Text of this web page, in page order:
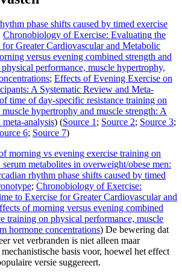
phase shifts caused by timed exercise
Chronobiology of Exercise: Evaluating the
Greater Cardiovascular and Metabolic
versus evening combined strength and
performance, muscle hypertrophy,
; Effects of Evening Exercise on
A Systematic Review and Meta-
time of day-specific resistance training on
hypertrophy and muscle strength: A
analysis) (Source 1; Source 2; Source 3;
6; Source 7)
morning vs evening exercise training on
metabolites in overweight/obese men:
rhythm phase shifts caused by timed
; Chronobiology of Exercise:
to Exercise for Greater Cardiovascular and
of morning versus evening combined
training on physical performance, muscle
hormone concentrations) De bewering dat
vet verbranden is niet alleen maar
basis voor, hoewel het effect
versie suggereert.